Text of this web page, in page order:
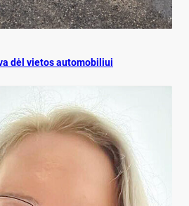
dėl vie­tos au­to­mo­bi­liui